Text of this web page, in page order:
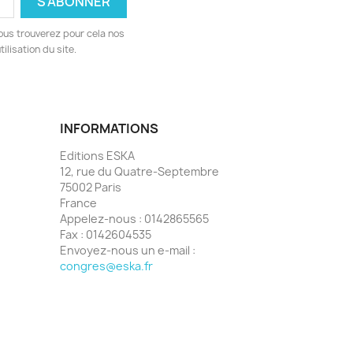
trouverez pour cela nos
du site.
INFORMATIONS
Editions ESKA
12, rue du Quatre-Septembre
75002 Paris
France
Appelez-nous : 0142865565
Fax : 0142604535
Envoyez-nous un e-mail :
congres@eska.fr